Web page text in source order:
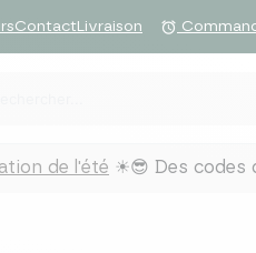
ContactLivraison alarm
de l'été ☀😎 Des codes